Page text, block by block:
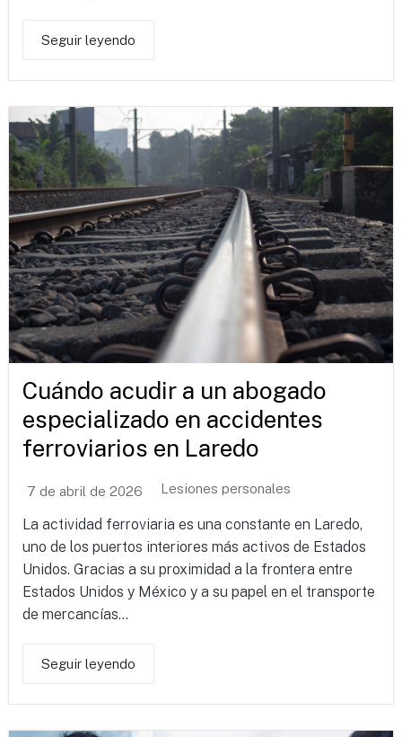
Seguir leyendo
Cuándo acudir a un abogado
especializado en accidentes
ferroviarios en Laredo
7 de abril de 2026 Lesiones personales
La actividad ferroviaria es una constante en Laredo,
uno de los puertos interiores más activos de Estados
Unidos. Gracias a su proximidad a la frontera entre
Estados Unidos y México y a su papel en el transporte
de mercancías...
Seguir leyendo